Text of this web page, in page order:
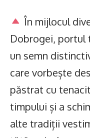
În mijlocul
Dobrogei, portul
un semn
care vorbește
păstrat cu
timpului și a
alte tradiții